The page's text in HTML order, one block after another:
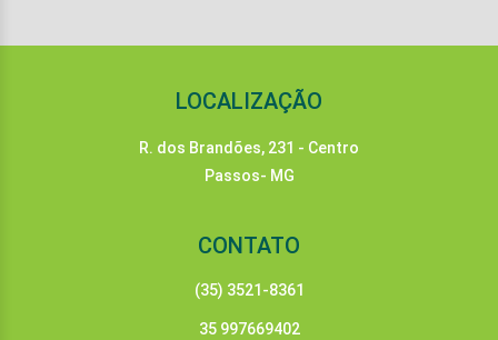
LOCALIZAÇÃO
R. dos Brandões, 231 - Centro
Passos- MG
CONTATO
(35) 3521-8361
35 997669402